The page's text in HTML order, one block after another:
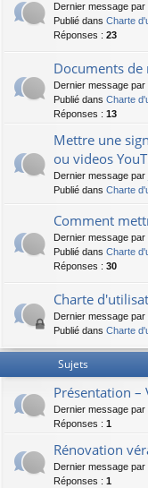
Dernier message par
Publié dans Charte
Réponses : 23
Documents de
Dernier message par
Publié dans Charte
Réponses : 13
Mettre une
ou videos
Dernier message par
Publié dans Charte
Comment
Dernier message par
Publié dans Charte
Réponses : 30
Charte
Dernier message par
Publié dans Charte
Sujets
Présentation –
Dernier message par
Réponses : 1
Rénovation
Dernier message par
Réponses : 1